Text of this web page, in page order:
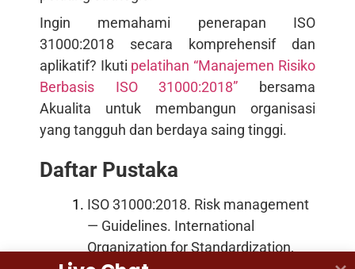
Ingin memahami penerapan ISO
31000:2018 secara komprehensif dan
aplikatif? Ikuti pelatihan “Manajemen Risiko
Berbasis ISO 31000:2018” bersama
Akualita untuk membangun organisasi
yang tangguh dan berdaya saing tinggi.
Daftar Pustaka
ISO 31000:2018. Risk management
— Guidelines. International
Organization for Standardization,